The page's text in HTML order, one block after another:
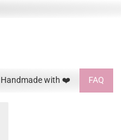
Handmade with ❤️ FAQ